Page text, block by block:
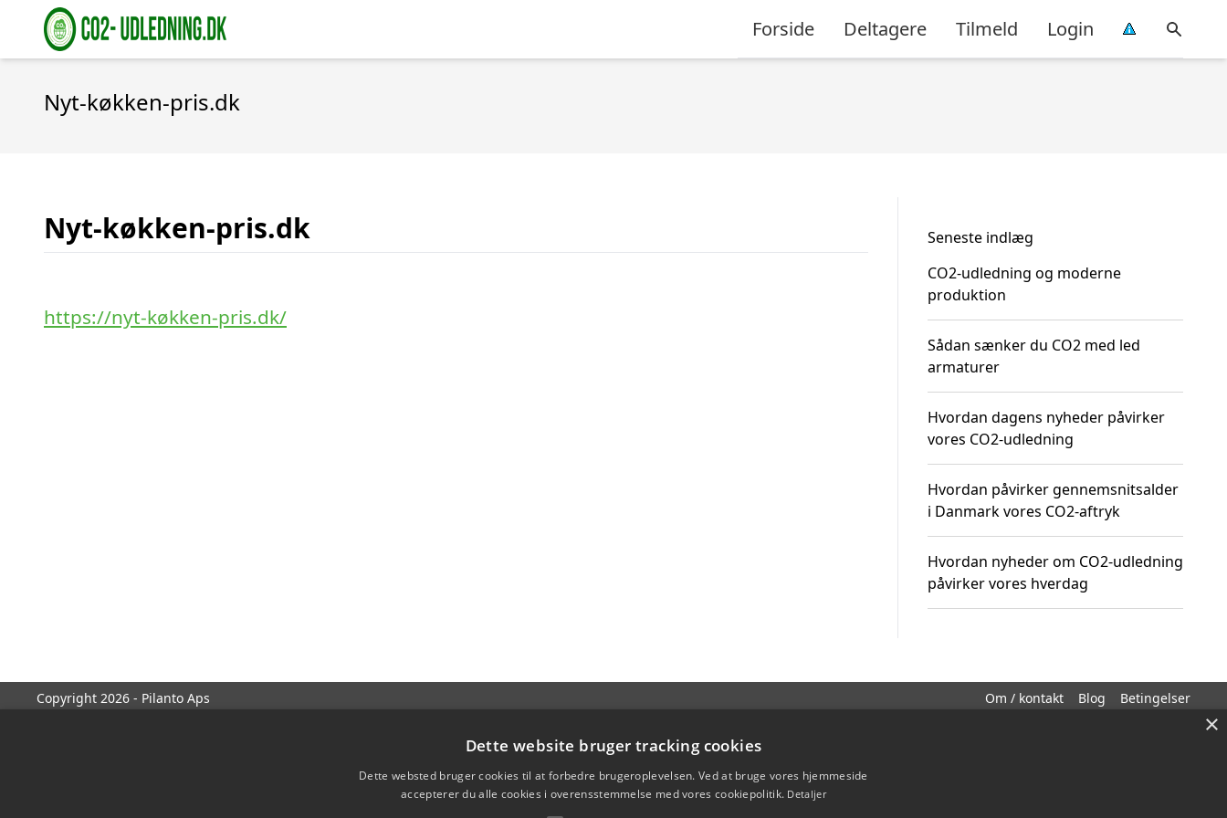
Forside Deltagere Tilmeld Login
Nyt-køkken-pris.dk
Nyt-køkken-pris.dk
https://nyt-køkken-pris.dk/
Seneste indlæg
CO2-udledning og moderne
produktion
Sådan sænker du CO2 med led
armaturer
Hvordan dagens nyheder påvirker
vores CO2-udledning
Hvordan påvirker gennemsnitsalder
i Danmark vores CO2-aftryk
Hvordan nyheder om CO2-udledning
påvirker vores hverdag
Copyright 2026 - Pilanto Aps Om / kontakt Blog Betingelser
×
Dette website bruger tracking cookies
Dette websted bruger cookies til at forbedre brugeroplevelsen. Ved at bruge vores hjemmeside
accepterer du alle cookies i overensstemmelse med vores cookiepolitik. Detaljer